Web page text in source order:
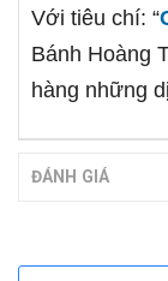
Với tiêu chí: “
Bánh Hoàng
hàng những
ĐÁNH GIÁ